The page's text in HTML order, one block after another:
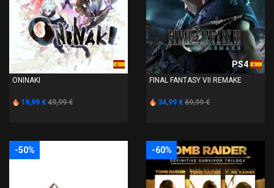
PS4
ONINAKI
19,99 € 49,99 €
PS4
FINAL FANTASY VII REMAKE
34,99 € 69,99 €
-50% -60%